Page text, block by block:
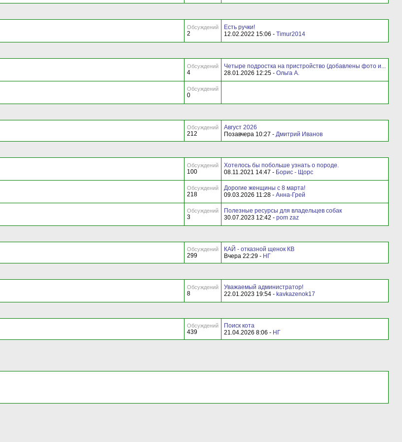
Обсуждений
2
Есть ручки!
12.02.2022 15:06 - Timur2014
Обсуждений
4
Четыре подростка на пристройство (добавлены фото и...
28.01.2026 12:25 - Ольга А.
Обсуждений
0
Обсуждений
212
Август 2026
Позавчера 10:27 - Дмитрий Иванов
Обсуждений
100
Хотелось бы побольше узнать о породе.
08.11.2021 14:47 - Борис - Щорс
Обсуждений
218
Дорогие женщины с 8 марта!
09.03.2026 11:28 - Анна-Грей
Обсуждений
3
Полезные ресурсы для владельцев собак
30.07.2023 12:42 - pom zaz
Обсуждений
299
КАЙ - отказной щенок КВ
Вчера 22:29 - НГ
Обсуждений
8
Уважаемый администратор!
22.01.2023 19:54 - kavkazenok17
Обсуждений
439
Поиск кота
21.04.2026 8:06 - НГ